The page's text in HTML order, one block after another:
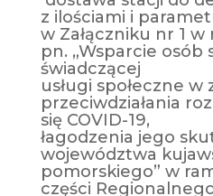
z ilościami i
w Załączniku nr 1
pn. „Wsparcie osób
świadczącej
usługi społeczne w
przeciwdziałania
się COVID-19,
łagodzenia jego
województwa
pomorskiego” w
części